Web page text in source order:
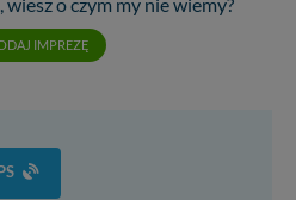
o czym my nie wiemy?
IMPREZĘ